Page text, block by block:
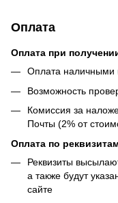
Оплата
Оплата при
Оплата наличными
Возможность
Комиссия за
Почты (2% от
Оплата по
Реквизиты
а также будут
сайте